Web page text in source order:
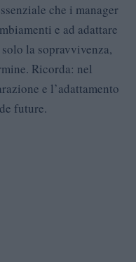
che i manager
e ad adattare
la sopravvivenza,
Ricorda: nel
e l’adattamento
future.